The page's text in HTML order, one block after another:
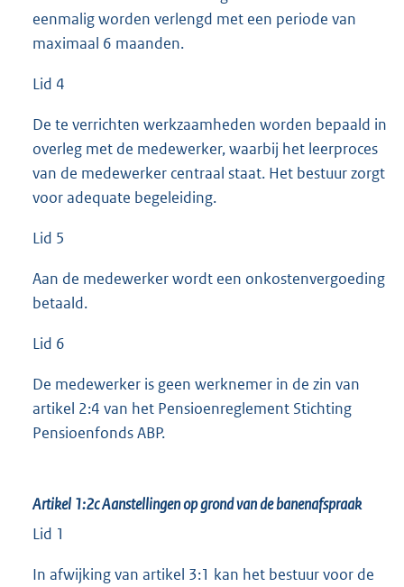
eenmalig worden verlengd met een periode van
maximaal 6 maanden.
Lid 4
De te verrichten werkzaamheden worden bepaald in
overleg met de medewerker, waarbij het leerproces
van de medewerker centraal staat. Het bestuur zorgt
voor adequate begeleiding.
Lid 5
Aan de medewerker wordt een onkostenvergoeding
betaald.
Lid 6
De medewerker is geen werknemer in de zin van
artikel 2:4 van het Pensioenreglement Stichting
Pensioenfonds ABP.
Artikel 1:2cAanstellingen op grond van de banenafspraak
Lid 1
In afwijking van artikel 3:1 kan het bestuur voor de